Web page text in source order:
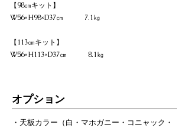
【98㎝キット】
W56×H98×D37㎝ 7.1㎏
【113㎝キット】
W56×H113×D37㎝ 8.1㎏
オプション
・天板カラー（白・マホガニー・コニャック・